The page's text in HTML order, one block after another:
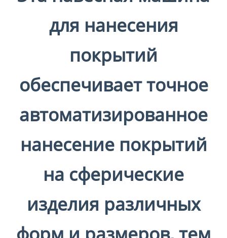
для нанесения
покрытий
обеспечивает точное
автоматизированное
нанесение покрытий
на сферические
изделия различных